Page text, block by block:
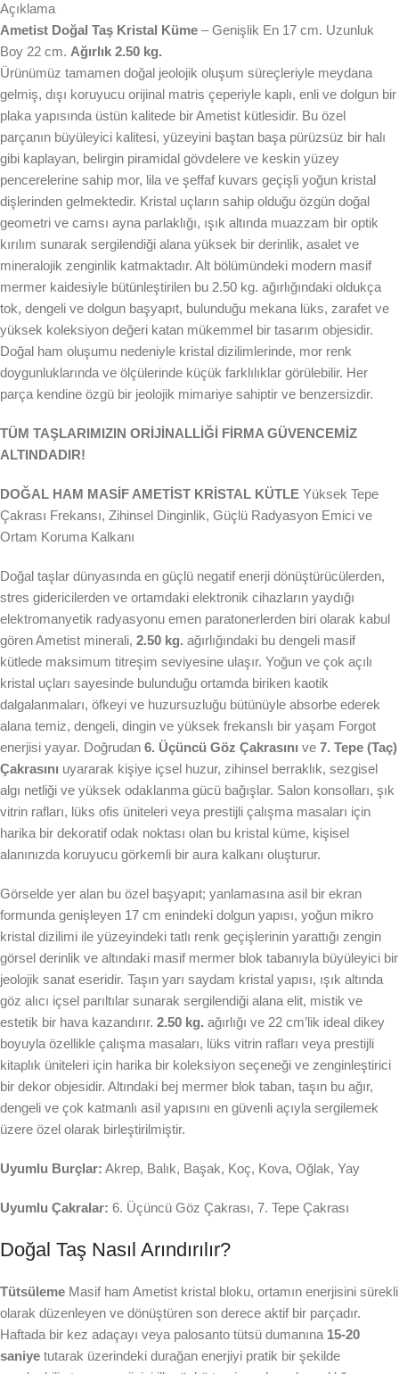
Açıklama
Ametist Doğal Taş Kristal Küme – Genişlik En 17 cm. Uzunluk
Boy 22 cm. Ağırlık 2.50 kg.
Ürünümüz tamamen doğal jeolojik oluşum süreçleriyle meydana
gelmiş, dışı koruyucu orijinal matris çeperiyle kaplı, enli ve dolgun bir
plaka yapısında üstün kalitede bir Ametist kütlesidir. Bu özel
parçanın büyüleyici kalitesi, yüzeyini baştan başa pürüzsüz bir halı
gibi kaplayan, belirgin piramidal gövdelere ve keskin yüzey
pencerelerine sahip mor, lila ve şeffaf kuvars geçişli yoğun kristal
dişlerinden gelmektedir. Kristal uçların sahip olduğu özgün doğal
geometri ve camsı ayna parlaklığı, ışık altında muazzam bir optik
kırılım sunarak sergilendiği alana yüksek bir derinlik, asalet ve
mineralojik zenginlik katmaktadır. Alt bölümündeki modern masif
mermer kaidesiyle bütünleştirilen bu 2.50 kg. ağırlığındaki oldukça
tok, dengeli ve dolgun başyapıt, bulunduğu mekana lüks, zarafet ve
yüksek koleksiyon değeri katan mükemmel bir tasarım objesidir.
Doğal ham oluşumu nedeniyle kristal dizilimlerinde, mor renk
doygunluklarında ve ölçülerinde küçük farklılıklar görülebilir. Her
parça kendine özgü bir jeolojik mimariye sahiptir ve benzersizdir.
TÜM TAŞLARIMIZIN ORİJİNALLİĞİ FİRMA GÜVENCEMİZ
ALTINDADIR!
DOĞAL HAM MASİF AMETİST KRİSTAL KÜTLE Yüksek Tepe
Çakrası Frekansı, Zihinsel Dinginlik, Güçlü Radyasyon Emici ve
Ortam Koruma Kalkanı
Doğal taşlar dünyasında en güçlü negatif enerji dönüştürücülerden,
stres gidericilerden ve ortamdaki elektronik cihazların yaydığı
elektromanyetik radyasyonu emen paratonerlerden biri olarak kabul
gören Ametist minerali, 2.50 kg. ağırlığındaki bu dengeli masif
kütlede maksimum titreşim seviyesine ulaşır. Yoğun ve çok açılı
kristal uçları sayesinde bulunduğu ortamda biriken kaotik
dalgalanmaları, öfkeyi ve huzursuzluğu bütünüyle absorbe ederek
alana temiz, dengeli, dingin ve yüksek frekanslı bir yaşam Forgot
enerjisi yayar. Doğrudan 6. Üçüncü Göz Çakrasını ve 7. Tepe (Taç)
Çakrasını uyararak kişiye içsel huzur, zihinsel berraklık, sezgisel
algı netliği ve yüksek odaklanma gücü bağışlar. Salon konsolları, şık
vitrin rafları, lüks ofis üniteleri veya prestijli çalışma masaları için
harika bir dekoratif odak noktası olan bu kristal küme, kişisel
alanınızda koruyucu görkemli bir aura kalkanı oluşturur.
Görselde yer alan bu özel başyapıt; yanlamasına asil bir ekran
formunda genişleyen 17 cm enindeki dolgun yapısı, yoğun mikro
kristal dizilimi ile yüzeyindeki tatlı renk geçişlerinin yarattığı zengin
görsel derinlik ve altındaki masif mermer blok tabanıyla büyüleyici bir
jeolojik sanat eseridir. Taşın yarı saydam kristal yapısı, ışık altında
göz alıcı içsel parıltılar sunarak sergilendiği alana elit, mistik ve
estetik bir hava kazandırır. 2.50 kg. ağırlığı ve 22 cm’lik ideal dikey
boyuyla özellikle çalışma masaları, lüks vitrin rafları veya prestijli
kitaplık üniteleri için harika bir koleksiyon seçeneği ve zenginleştirici
bir dekor objesidir. Altındaki bej mermer blok taban, taşın bu ağır,
dengeli ve çok katmanlı asil yapısını en güvenli açıyla sergilemek
üzere özel olarak birleştirilmiştir.
Uyumlu Burçlar: Akrep, Balık, Başak, Koç, Kova, Oğlak, Yay
Uyumlu Çakralar: 6. Üçüncü Göz Çakrası, 7. Tepe Çakrası
Doğal Taş Nasıl Arındırılır?
Tütsüleme Masif ham Ametist kristal bloku, ortamın enerjisini sürekli
olarak düzenleyen ve dönüştüren son derece aktif bir parçadır.
Haftada bir kez adaçayı veya palosanto tütsü dumanına 15-20
saniye tutarak üzerindeki durağan enerjiyi pratik bir şekilde